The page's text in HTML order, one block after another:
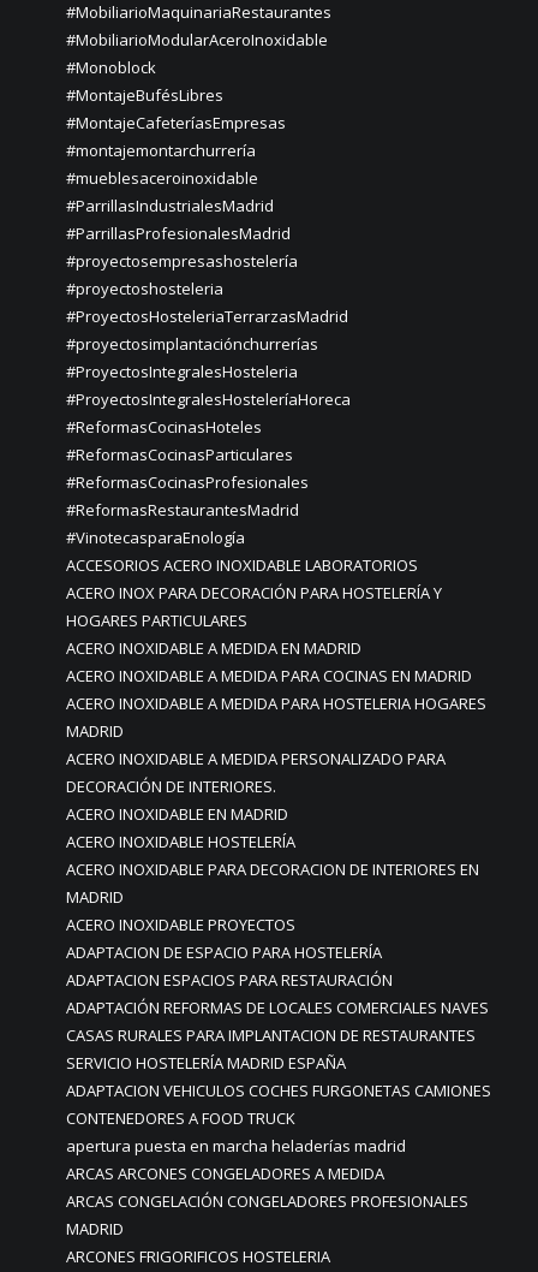
#MobiliarioMaquinariaRestaurantes
#MobiliarioModularAceroInoxidable
#Monoblock
#MontajeBufésLibres
#MontajeCafeteríasEmpresas
#montajemontarchurrería
#mueblesaceroinoxidable
#ParrillasIndustrialesMadrid
#ParrillasProfesionalesMadrid
#proyectosempresashostelería
#proyectoshosteleria
#ProyectosHosteleriaTerrarzasMadrid
#proyectosimplantaciónchurrerías
#ProyectosIntegralesHosteleria
#ProyectosIntegralesHosteleríaHoreca
#ReformasCocinasHoteles
#ReformasCocinasParticulares
#ReformasCocinasProfesionales
#ReformasRestaurantesMadrid
#VinotecasparaEnología
ACCESORIOS ACERO INOXIDABLE LABORATORIOS
ACERO INOX PARA DECORACIÓN PARA HOSTELERÍA Y
HOGARES PARTICULARES
ACERO INOXIDABLE A MEDIDA EN MADRID
ACERO INOXIDABLE A MEDIDA PARA COCINAS EN MADRID
ACERO INOXIDABLE A MEDIDA PARA HOSTELERIA HOGARES
MADRID
ACERO INOXIDABLE A MEDIDA PERSONALIZADO PARA
DECORACIÓN DE INTERIORES.
ACERO INOXIDABLE EN MADRID
ACERO INOXIDABLE HOSTELERÍA
ACERO INOXIDABLE PARA DECORACION DE INTERIORES EN
MADRID
ACERO INOXIDABLE PROYECTOS
ADAPTACION DE ESPACIO PARA HOSTELERÍA
ADAPTACION ESPACIOS PARA RESTAURACIÓN
ADAPTACIÓN REFORMAS DE LOCALES COMERCIALES NAVES
CASAS RURALES PARA IMPLANTACION DE RESTAURANTES
SERVICIO HOSTELERÍA MADRID ESPAÑA
ADAPTACION VEHICULOS COCHES FURGONETAS CAMIONES
CONTENEDORES A FOOD TRUCK
apertura puesta en marcha heladerías madrid
ARCAS ARCONES CONGELADORES A MEDIDA
ARCAS CONGELACIÓN CONGELADORES PROFESIONALES
MADRID
ARCONES FRIGORIFICOS HOSTELERIA